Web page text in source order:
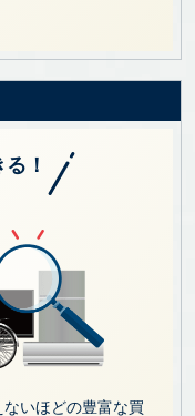
！
いほどの豊富な買